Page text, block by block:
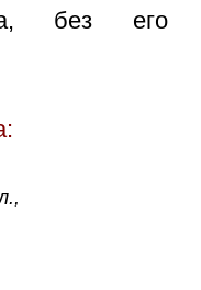
без его